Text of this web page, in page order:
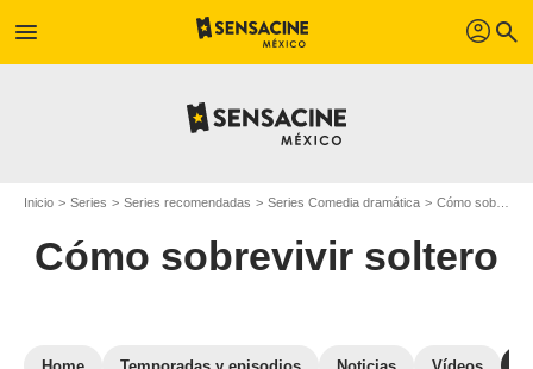
menu profil search
Inicio Series Series recomendadas Series Comedia dramática Cómo sobrevivir soltero
Cómo sobrevivir soltero